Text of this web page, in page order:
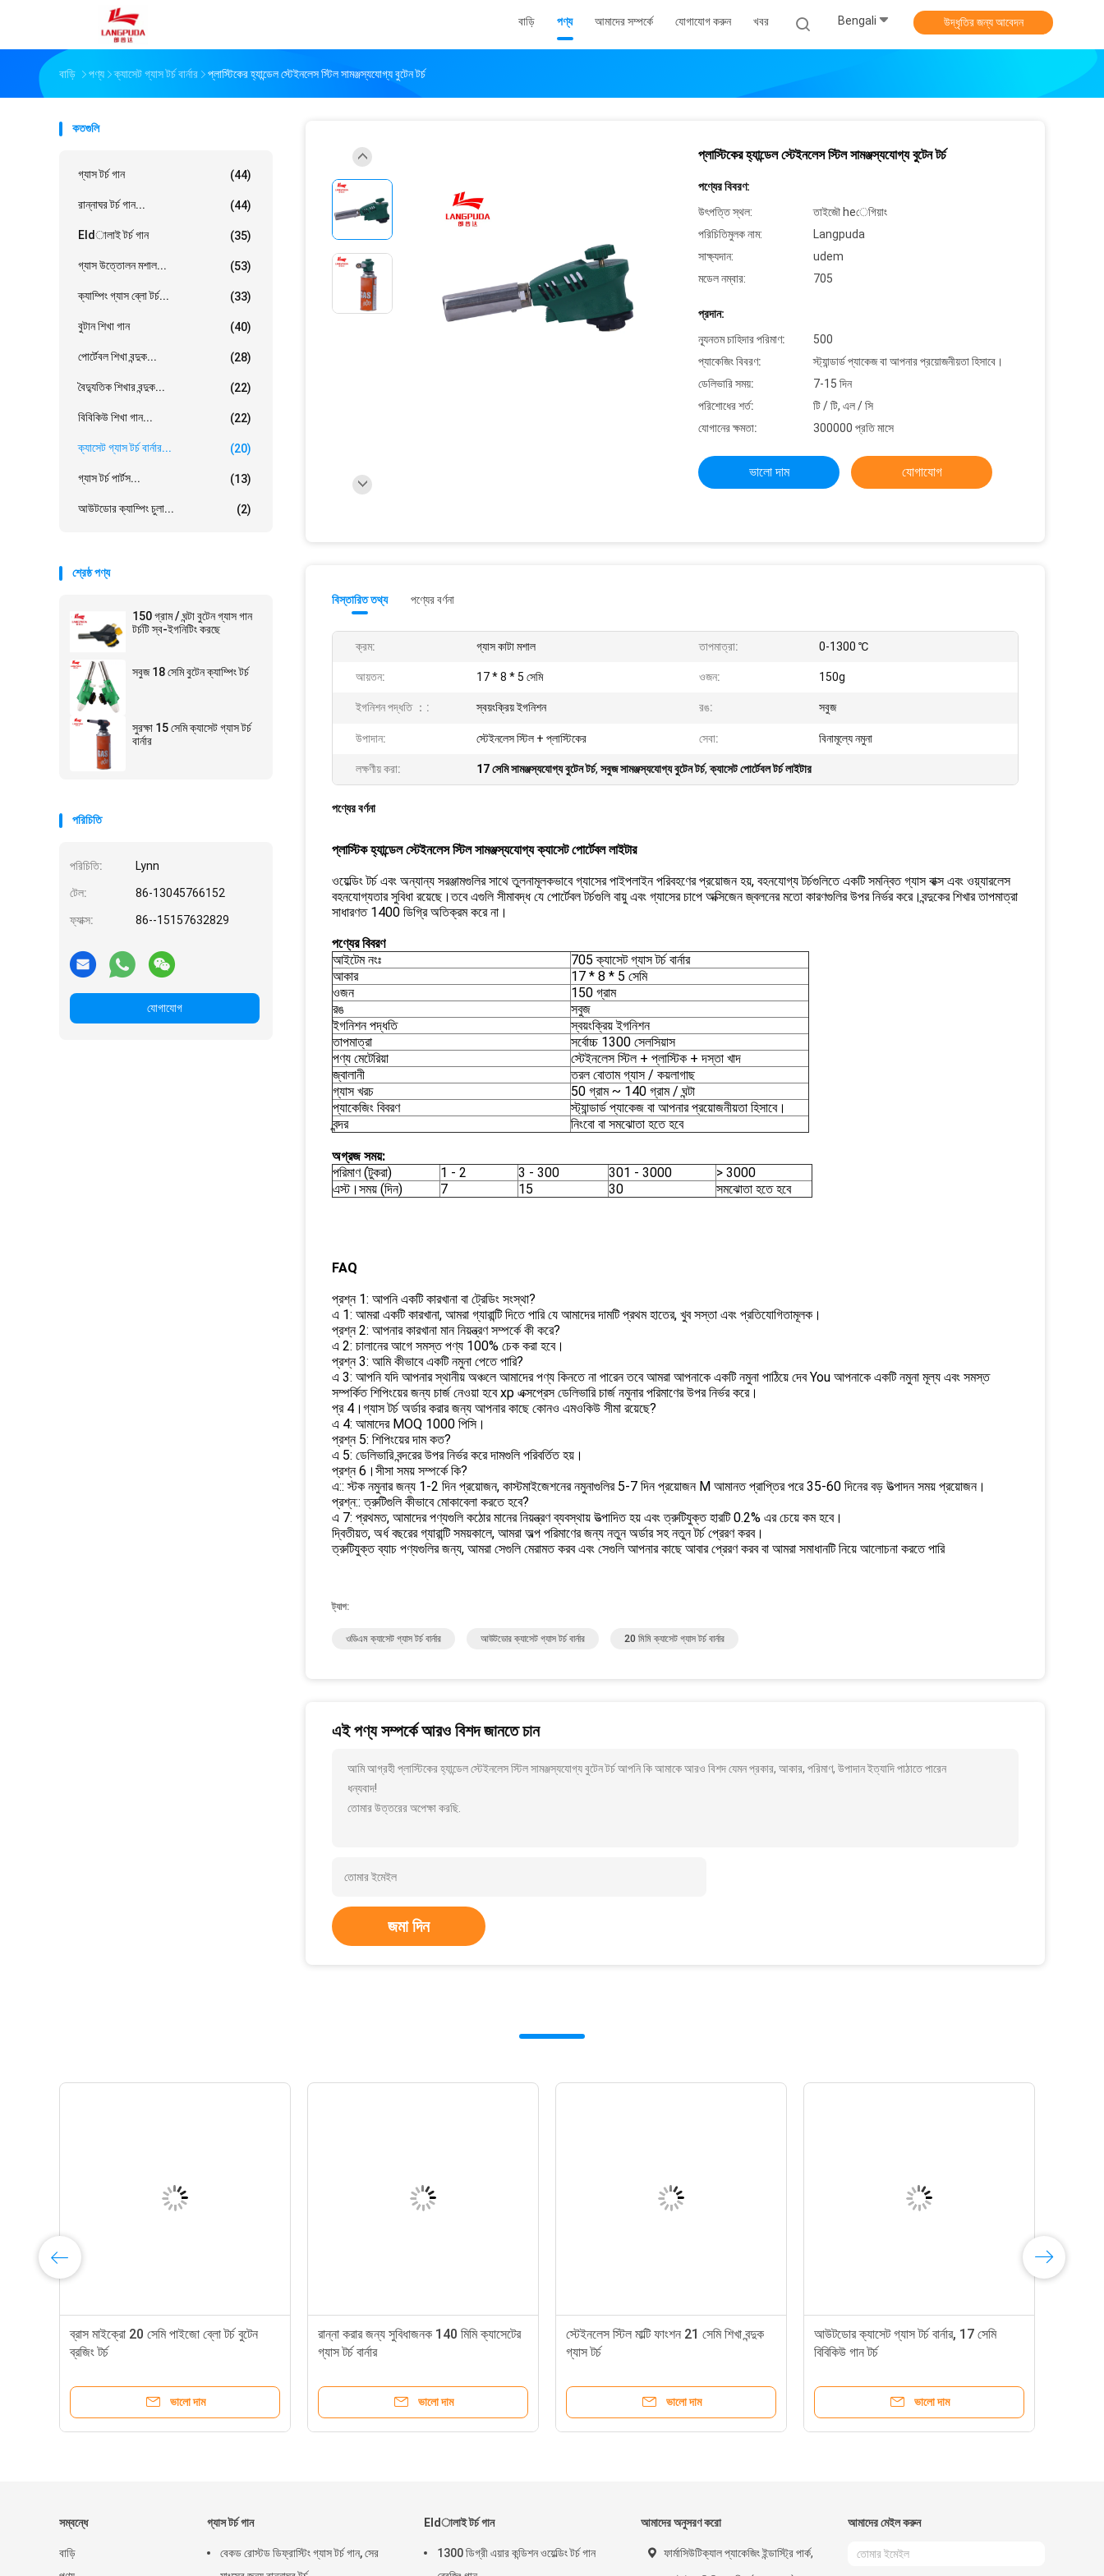
বাড়ি পণ্য আমাদের সম্পর্কে যোগাযোগ করুন খবর Bengali উদ্ধৃতির জন্য আবেদন
বাড়ি পণ্য ক্যাসেট গ্যাস টর্চ বার্নার প্লাস্টিকের হ্যান্ডেল স্টেইনলেস স্টিল সামঞ্জস্যযোগ্য বুটেন টর্চ
কতগুলি
গ্যাস টর্চ গান (44)
রান্নাঘর টর্চ গান... (44)
Eldালাই টর্চ গান (35)
গ্যাস উত্তোলন মশাল... (53)
ক্যাম্পিং গ্যাস ব্লো টর্চ... (33)
বুটান শিখা গান (40)
পোর্টেবল শিখা বন্দুক... (28)
বৈদ্যুতিক শিখার বন্দুক... (22)
বিবিকিউ শিখা গান... (22)
ক্যাসেট গ্যাস টর্চ বার্নার... (20)
গ্যাস টর্চ পার্টস... (13)
আউটডোর ক্যাম্পিং চুলা... (2)
শ্রেষ্ঠ পণ্য
150 গ্রাম / ঘন্টা বুটেন গ্যাস গান
টর্চটি স্ব-ইগনিটিং করছে
সবুজ 18 সেমি বুটেন ক্যাম্পিং টর্চ
সুরক্ষা 15 সেমি ক্যাসেট গ্যাস টর্চ
বার্নার
পরিচিতি
পরিচিতি: Lynn
টেল: 86-13045766152
ফ্যাক্স: 86--15157632829
যোগাযোগ
প্লাস্টিকের হ্যান্ডেল স্টেইনলেস স্টিল সামঞ্জস্যযোগ্য বুটেন টর্চ
পণ্যের বিবরণ:
উৎপত্তি স্থল:
তাইজৌ heেগিয়াং
পরিচিতিমুলক নাম:
Langpuda
সাক্ষ্যদান:
udem
মডেল নম্বার:
705
প্রদান:
ন্যূনতম চাহিদার পরিমাণ:
500
প্যাকেজিং বিবরণ:
স্ট্যান্ডার্ড প্যাকেজ বা আপনার প্রয়োজনীয়তা হিসাবে।
ডেলিভারি সময়:
7-15 দিন
পরিশোধের শর্ত:
টি / টি, এল / সি
যোগানের ক্ষমতা:
300000 প্রতি মাসে
ভালো দাম যোগাযোগ
বিস্তারিত তথ্য পণ্যের বর্ণনা
ক্রম: গ্যাস কাটা মশাল তাপমাত্রা: 0-1300 ℃
আয়তন: 17 * 8 * 5 সেমি ওজন: 150g
ইগনিশন পদ্ধতি ：: স্বয়ংক্রিয় ইগনিশন রঙ: সবুজ
উপাদান: স্টেইনলেস স্টিল + প্লাস্টিকের সেবা: বিনামূল্যে নমুনা
লক্ষণীয় করা: 17 সেমি সামঞ্জস্যযোগ্য বুটেন টর্চ, সবুজ সামঞ্জস্যযোগ্য বুটেন টর্চ,ক্যাসেট পোর্টেবল টর্চ লাইটার
পণ্যের বর্ণনা
প্লাস্টিক হ্যান্ডেল স্টেইনলেস স্টিল সামঞ্জস্যযোগ্য ক্যাসেট পোর্টেবল লাইটার
ওয়েল্ডিং টর্চ এবং অন্যান্য সরঞ্জামগুলির সাথে তুলনামূলকভাবে গ্যাসের পাইপলাইন পরিবহণের প্রয়োজন হয়, বহনযোগ্য টর্চগুলিতে একটি সমন্বিত গ্যাস বাক্স এবং ওয়্যারলেস
বহনযোগ্যতার সুবিধা রয়েছে।তবে এগুলি সীমাবদ্ধ যে পোর্টেবল টর্চগুলি বায়ু এবং গ্যাসের চাপে অক্সিজেন জ্বলনের মতো কারণগুলির উপর নির্ভর করে।বন্দুকের শিখার তাপমাত্রা
সাধারণত 1400 ডিগ্রি অতিক্রম করে না।
পণ্যের বিবরণ
আইটেম নংঃ
705 ক্যাসেট গ্যাস টর্চ বার্নার
আকার
17 * 8 * 5 সেমি
ওজন
150 গ্রাম
রঙ
সবুজ
ইগনিশন পদ্ধতি
স্বয়ংক্রিয় ইগনিশন
তাপমাত্রা
সর্বোচ্চ 1300 সেলসিয়াস
পণ্য মেটেরিয়া
স্টেইনলেস স্টিল + প্লাস্টিক + দস্তা খাদ
জ্বালানী
তরল বোতাম গ্যাস / কয়লাগাছ
গ্যাস খরচ
50 গ্রাম ~ 140 গ্রাম / ঘন্টা
প্যাকেজিং বিবরণ
স্ট্যান্ডার্ড প্যাকেজ বা আপনার প্রয়োজনীয়তা হিসাবে।
বন্দর
নিংবো বা সমঝোতা হতে হবে
অগ্রজ সময়:
পরিমাণ (টুকরা)
1 - 2 3 - 300 301 - 3000
> 3000
এস্ট।সময় (দিন)
7 15 30 সমঝোতা হতে হবে
FAQ
প্রশ্ন 1: আপনি একটি কারখানা বা ট্রেডিং সংস্থা?
এ 1: আমরা একটি কারখানা, আমরা গ্যারান্টি দিতে পারি যে আমাদের দামটি প্রথম হাতের, খুব সস্তা এবং প্রতিযোগিতামূলক।
প্রশ্ন 2: আপনার কারখানা মান নিয়ন্ত্রণ সম্পর্কে কী করে?
এ 2: চালানের আগে সমস্ত পণ্য 100% চেক করা হবে।
প্রশ্ন 3: আমি কীভাবে একটি নমুনা পেতে পারি?
এ 3: আপনি যদি আপনার স্থানীয় অঞ্চলে আমাদের পণ্য কিনতে না পারেন তবে আমরা আপনাকে একটি নমুনা পাঠিয়ে দেব You আপনাকে একটি নমুনা মূল্য এবং সমস্ত
সম্পর্কিত শিপিংয়ের জন্য চার্জ নেওয়া হবে xp এক্সপ্রেস ডেলিভারি চার্জ নমুনার পরিমাণের উপর নির্ভর করে।
প্র 4।গ্যাস টর্চ অর্ডার করার জন্য আপনার কাছে কোনও এমওকিউ সীমা রয়েছে?
এ 4: আমাদের MOQ 1000 পিসি।
প্রশ্ন 5: শিপিংয়ের দাম কত?
এ 5: ডেলিভারি বন্দরের উপর নির্ভর করে দামগুলি পরিবর্তিত হয়।
প্রশ্ন 6।সীসা সময় সম্পর্কে কি?
এ:: স্টক নমুনার জন্য 1-2 দিন প্রয়োজন, কাস্টমাইজেশনের নমুনাগুলির 5-7 দিন প্রয়োজন M আমানত প্রাপ্তির পরে 35-60 দিনের বড় উত্পাদন সময় প্রয়োজন।
প্রশ্ন:: ত্রুটিগুলি কীভাবে মোকাবেলা করতে হবে?
এ 7: প্রথমত, আমাদের পণ্যগুলি কঠোর মানের নিয়ন্ত্রণ ব্যবস্থায় উত্পাদিত হয় এবং ত্রুটিযুক্ত হারটি 0.2% এর চেয়ে কম হবে।
দ্বিতীয়ত, অর্ধ বছরের গ্যারান্টি সময়কালে, আমরা অল্প পরিমাণের জন্য নতুন অর্ডার সহ নতুন টর্চ প্রেরণ করব।
ত্রুটিযুক্ত ব্যাচ পণ্যগুলির জন্য, আমরা সেগুলি মেরামত করব এবং সেগুলি আপনার কাছে আবার প্রেরণ করব বা আমরা সমাধানটি নিয়ে আলোচনা করতে পারি
ট্যাগ:
ওডিএম ক্যাসেট গ্যাস টর্চ বার্নার আউটডোর ক্যাসেট গ্যাস টর্চ বার্নার 20 মিমি ক্যাসেট গ্যাস টর্চ বার্নার
এই পণ্য সম্পর্কে আরও বিশদ জানতে চান
আমি আগ্রহী প্লাস্টিকের হ্যান্ডেল স্টেইনলেস স্টিল সামঞ্জস্যযোগ্য বুটেন টর্চ আপনি কি আমাকে আরও বিশদ যেমন প্রকার, আকার, পরিমাণ, উপাদান ইত্যাদি পাঠাতে পারেন
ধন্যবাদ!
তোমার উত্তরের অপেক্ষা করছি.
জমা দিন
ব্রাস মাইক্রো 20 সেমি পাইজো ব্লো টর্চ বুটেন
ব্রজিং টর্চ
ভালো দাম
রান্না করার জন্য সুবিধাজনক 140 মিমি ক্যাসেটের
গ্যাস টর্চ বার্নার
ভালো দাম
স্টেইনলেস স্টিল মাল্টি ফাংশন 21 সেমি শিখা বন্দুক
গ্যাস টর্চ
ভালো দাম
আউটডোর ক্যাসেট গ্যাস টর্চ বার্নার, 17 সেমি
বিবিকিউ গান টর্চ
ভালো দাম
সম্বন্ধে
বাড়ি
গ্যাস টর্চ গান
বেকড রোস্টড ডিফ্রাস্টিং গ্যাস টর্চ গান, সের
Eldালাই টর্চ গান
1300 ডিগ্রী এয়ার কন্ডিশন ওয়েল্ডিং টর্চ গান
আমাদের অনুসরণ করো
ফার্মাসিউটিক্যাল প্যাকেজিং ইন্ডাস্ট্রি পার্ক,
আমাদের মেইল ​​করুন